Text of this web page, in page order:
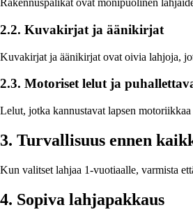
Rakennuspalikat ovat monipuolinen
2.2. Kuvakirjat ja äänikirjat
Kuvakirjat ja äänikirjat ovat oivia lahjoja,
2.3. Motoriset lelut ja
Lelut, jotka kannustavat lapsen
3. Turvallisuus ennen
Kun valitset lahjaa 1-vuotiaalle, varmista
4. Sopiva lahjapakkaus